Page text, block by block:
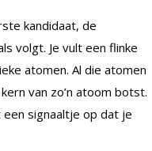
kandidaat, de
volgt. Je vult een flinke
atomen. Al die atomen
van zo’n atoom botst.
signaaltje op dat je